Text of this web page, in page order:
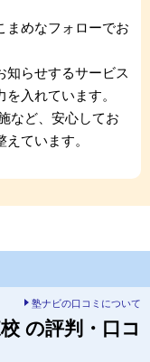
まめなフォローでお
知らせするサービス
入れています。
など、安心してお
ています。
塾ナビの口コミについて
の評判・口コ